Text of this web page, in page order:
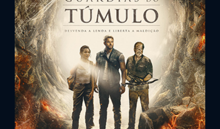
Remember Me
Lost Your Password?
By signing in, you agree to our terms and
conditions
and ourprivacy policy.